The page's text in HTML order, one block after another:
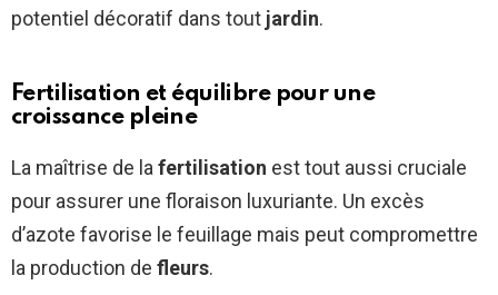
potentiel décoratif dans tout jardin.
Fertilisation et équilibre pour une
croissance pleine
La maîtrise de la fertilisation est tout aussi cruciale
pour assurer une floraison luxuriante. Un excès
d’azote favorise le feuillage mais peut compromettre
la production de fleurs.